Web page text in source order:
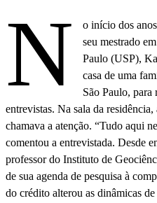
N
o início dos
seu mestrado
Paulo (USP),
casa de uma
São Paulo, para
entrevistas. Na sala da
chamava a atenção. “Tudo aqui
comentou a entrevistada. Desde
professor do Instituto de
de sua agenda de pesquisa à
do crédito alterou as dinâmicas